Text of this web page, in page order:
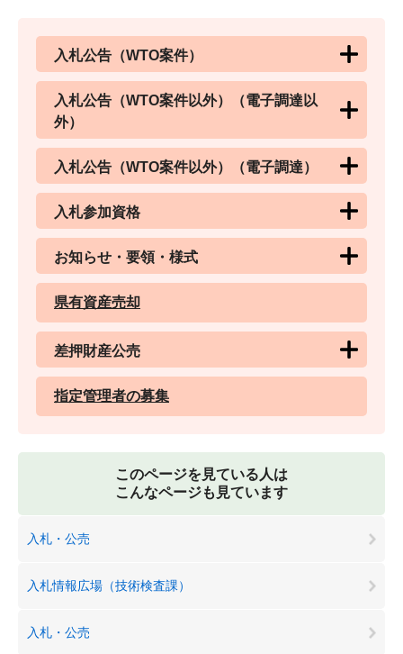
入札公告（WTO案件）
入札公告（WTO案件以外）（電子調達以
外）
入札公告（WTO案件以外）（電子調達）
入札参加資格
お知らせ・要領・様式
県有資産売却
差押財産公売
指定管理者の募集
このページを見ている人は
こんなページも見ています
入札・公売
入札情報広場（技術検査課）
入札・公売